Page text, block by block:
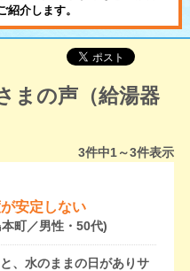
紹介します。
まの声（給湯器
3件中1～3件表示
安定しない
町／男性・50代)
、水のままの日がありサ